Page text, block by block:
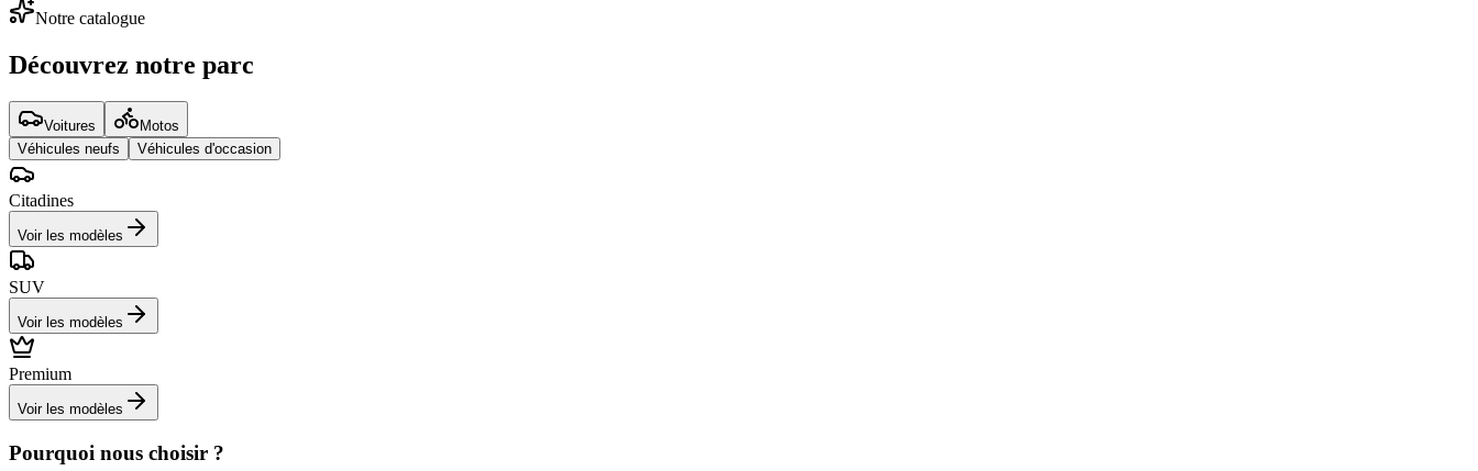
Notre catalogue
Découvrez notre parc
Voitures
Motos
Véhicules neufs
Véhicules d'occasion
Citadines
Voir les modèles
SUV
Voir les modèles
Premium
Voir les modèles
Pourquoi nous choisir ?